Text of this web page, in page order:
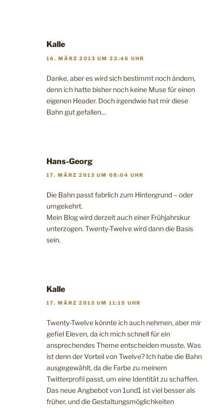
Kalle
16. MÄRZ 2013 UM 22:46 UHR
Danke, aber es wird sich bestimmt noch ändern,
denn ich hatte bisher noch keine Muse für einen
eigenen Header. Doch irgendwie hat mir diese
Bahn gut gefallen…
Hans-Georg
17. MÄRZ 2013 UM 08:04 UHR
Die Bahn passt fabrlich zum Hintergrund – oder
umgekehrt.
Mein Blog wird derzeit auch einer Frühjahrskur
unterzogen. Twenty-Twelve wird dann die Basis
sein.
Kalle
17. MÄRZ 2013 UM 11:15 UHR
Twenty-Twelve könnte ich auch nehmen, aber mir
gefiel Eleven, da ich mich schnell für ein
ansprechendes Theme entscheiden musste. Was
ist denn der Vorteil von Twelve? Ich habe die Bahn
ausgegewählt, da die Farbe zu meinem
Twitterprofil passt, um eine Identität zu schaffen.
Das neue Angbebot von 1und1 ist viel besser als
früher, und die Gestaltungsmöglichkeiten